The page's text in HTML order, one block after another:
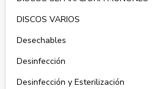
DISCOS VARIOS
Desechables
Desinfección
Desinfección y Esterilización